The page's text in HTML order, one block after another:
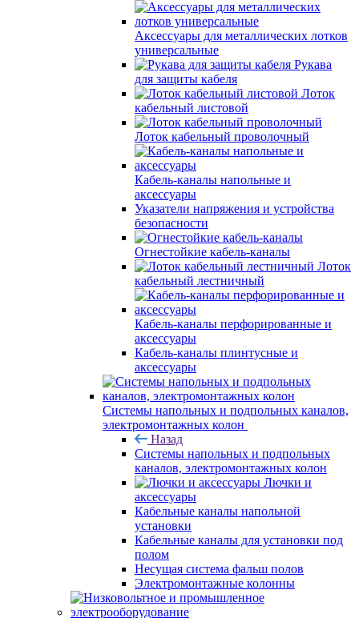
Аксессуары для металлических лотков
универсальные
Рукава
для защиты кабеля
Лоток
кабельный листовой
Лоток кабельный проволочный
Кабель-каналы напольные и
аксессуары
Указатели напряжения и устройства
безопасности
Огнестойкие кабель-каналы
Лоток
кабельный лестничный
Кабель-каналы перфорированные и
аксессуары
Кабель-каналы плинтусные и
аксессуары
Системы напольных и подпольных каналов,
электромонтажных колон
Назад
Системы напольных и подпольных
каналов, электромонтажных колон
Лючки и
аксессуары
Кабельные каналы напольной
установки
Кабельные каналы для установки под
полом
Несущая система фальш полов
Электромонтажные колонны